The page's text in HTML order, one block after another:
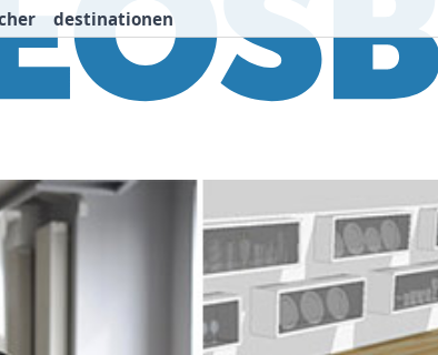
destinationen
Inspiration Destinationen Über